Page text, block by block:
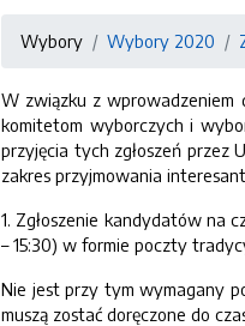
Wybory Wybory 2020
W związku z wprowadzeniem
komitetom wyborczych i
przyjęcia tych zgłoszeń przez
zakres przyjmowania
1. Zgłoszenie kandydatów na
– 15:30) w formie poczty
Nie jest przy tym wymagany
muszą zostać doręczone do